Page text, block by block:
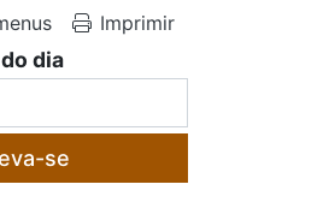
Imprimir
dia
se